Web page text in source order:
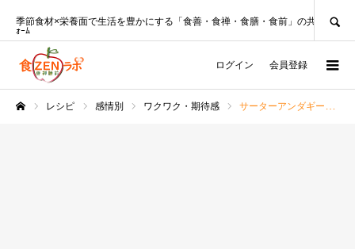
季節食材×栄養面で生活を豊かにする「食善・食禅・食膳・食前」の共創ﾌﾟﾗｯﾄﾌ
ｫｰﾑ
ログイン 会員登録
レシピ 感情別 ワクワク・期待感 サーターアンダギー♪おから入りで低カロリー！【沖縄料理研究家レシピ】